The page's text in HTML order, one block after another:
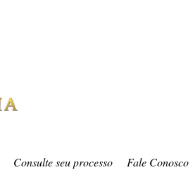
Consulte seu processo Fale Conosco